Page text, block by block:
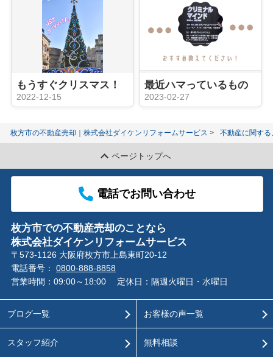
もうすぐクリスマス！
2022-12-15
最近ハマっているもの
2023-02-27
枚方市の不動産売却｜株式会社ダイケンリフォームサービス 不動産に関す
ページトップへ
電話でお問い合わせ
枚方市での不動産売却のことなら
株式会社ダイケンリフォームサービス
〒573-1126 大阪府枚方市上島東町20-12
電話番号： 0800-888-8858
営業時間：09:00～18:00
定休日：隔週火曜日・水曜日
ブログ一覧
スタッフ紹介
お客様の声一覧
無料相談